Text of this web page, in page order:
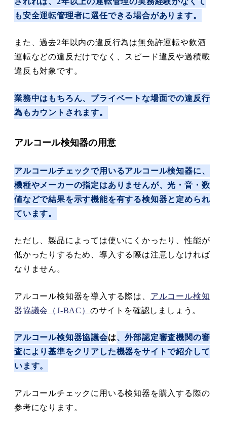
も安全運転管理者に選任できる場合があります。
また、過去2年以内の違反行為は無免許運転や飲酒
運転などの違反だけでなく、スピード違反や過積載
違反も対象です。
業務中はもちろん、プライベートな場面での違反行
為もカウントされます。
アルコール検知器の用意
アルコールチェックで用いるアルコール検知器に、
機種やメーカーの指定はありませんが、光・音・数
値などで結果を示す機能を有する検知器と定められ
ています。
ただし、製品によっては使いにくかったり、性能が
低かったりするため、導入する際は注意しなければ
なりません。
アルコール検知器を導入する際は、 アルコール検知
器協議会（J-BAC） のサイトを確認しましょう。
アルコール検知器協議会は、外部認定審査機関の審
査により基準をクリアした機器をサイトで紹介して
います。
アルコールチェックに用いる検知器を購入する際の
参考になります。